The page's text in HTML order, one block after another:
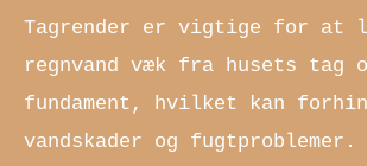
Tagrender er vigtige for at
regnvand væk fra husets tag
fundament, hvilket kan
vandskader og fugtproblemer.